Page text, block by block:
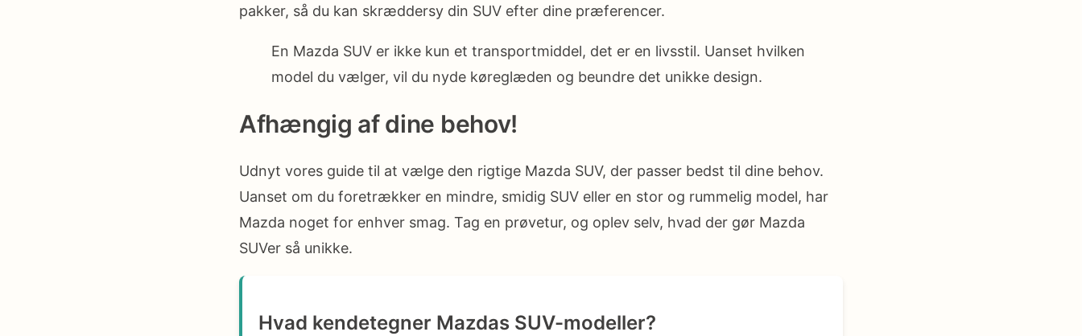
pakker, så du kan skræddersy din SUV efter dine præferencer.
En Mazda SUV er ikke kun et transportmiddel, det er en livsstil. Uanset hvilken
model du vælger, vil du nyde køreglæden og beundre det unikke design.
Afhængig af dine behov!
Udnyt vores guide til at vælge den rigtige Mazda SUV, der passer bedst til dine behov.
Uanset om du foretrækker en mindre, smidig SUV eller en stor og rummelig model, har
Mazda noget for enhver smag. Tag en prøvetur, og oplev selv, hvad der gør Mazda
SUVer så unikke.
Hvad kendetegner Mazdas SUV-modeller?